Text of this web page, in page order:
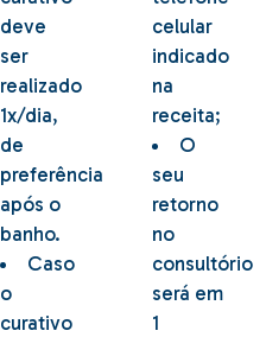
deve
ser
realizado
1x/dia,
de
preferência
após o
banho.
Caso
o
curativo
celular
indicado
na
receita;
O
seu
retorno
no
consultório
será em
1